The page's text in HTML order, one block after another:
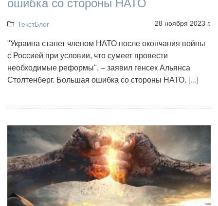
ошибка со стороны НАТО
ТекстБлог 28 ноября 2023 г.
"Украина cтанет членом НАТО после окончания войны
с Россией при условии, что сумеет провести
необходимые реформы", – заявил генсек Альянса
Столтенберг. Большая ошибка со стороны НАТО. [...]